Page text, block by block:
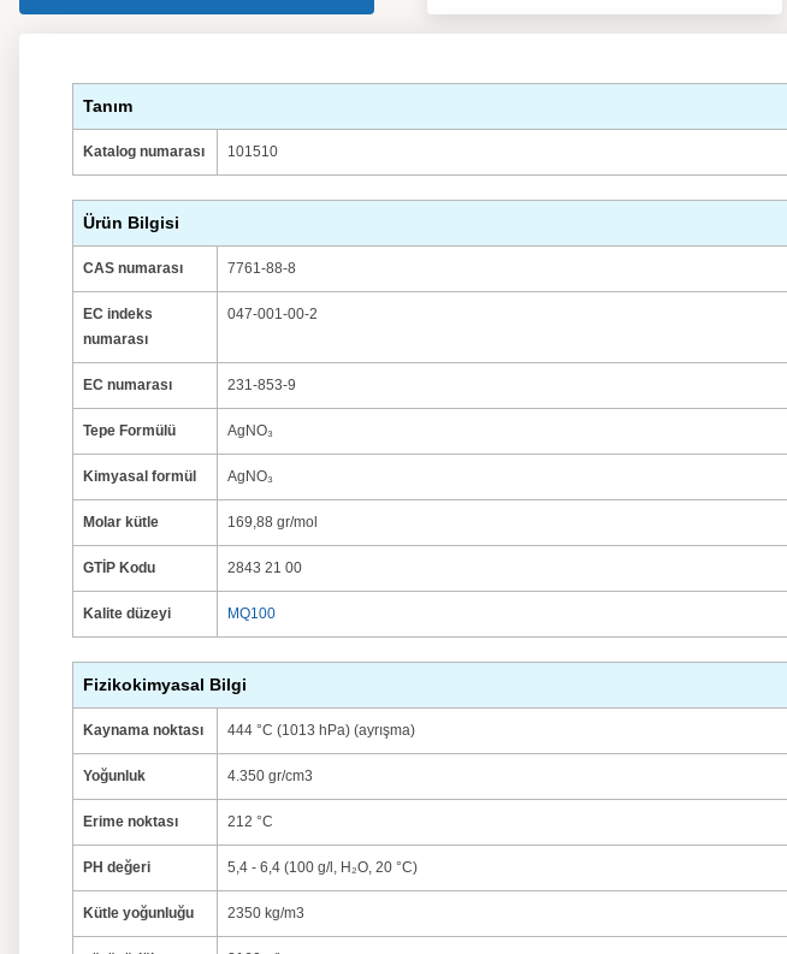
Tanım
Katalog numarası 101510
Ürün Bilgisi
CAS numarası 7761-88-8
EC indeks
numarası
047-001-00-2
EC numarası 231-853-9
Tepe Formülü AgNO₃
Kimyasal formül AgNO₃
Molar kütle 169,88 gr/mol
GTİP Kodu 2843 21 00
Kalite düzeyi MQ100
Fizikokimyasal Bilgi
Kaynama noktası 444 °C (1013 hPa) (ayrışma)
Yoğunluk 4.350 gr/cm3
Erime noktası 212 °C
PH değeri 5,4 - 6,4 (100 g/l, H₂O, 20 °C)
Kütle yoğunluğu 2350 kg/m3